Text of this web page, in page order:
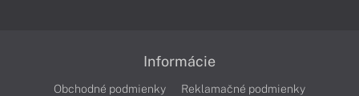
Informácie
Obchodné podmienky
Reklamačné podmienky